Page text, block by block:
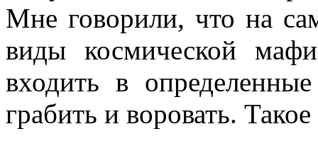
Мне говорили, что на
виды космической
входить в
грабить и воровать.